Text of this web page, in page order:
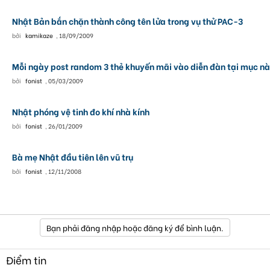
Nhật Bản bắn chặn thành công tên lửa trong vụ thử PAC-3
bởi kamikaze , 18/09/2009
Mỗi ngày post random 3 thẻ khuyến mãi vào diễn đàn tại mục
bởi fonist ,05/03/2009
Nhật phóng vệ tinh đo khí nhà kính
bởi fonist ,26/01/2009
Bà mẹ Nhật đầu tiên lên vũ trụ
bởi fonist , 12/11/2008
Bạn phải đăng nhập hoặc đăng ký để bình luận.
Điểm tin